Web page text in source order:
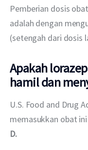
Pemberian dosis
adalah dengan
(setengah dari dosis
Apakah
hamil dan
U.S. Food and Drug
memasukkan obat
D.